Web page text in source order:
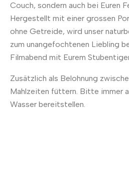
Couch, sondern auch bei Euren
Hergestellt mit einer grossen
ohne Getreide, wird unser
zum unangefochtenen Liebling
Filmabend mit Eurem
Zusätzlich als Belohnung
Mahlzeiten füttern. Bitte immer
Wasser bereitstellen.